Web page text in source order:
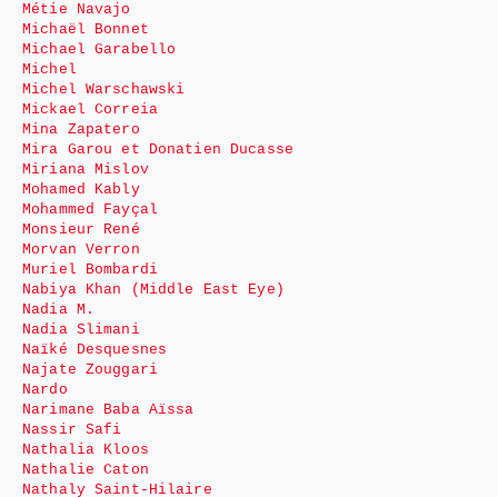
Métie Navajo
Michaël Bonnet
Michael Garabello
Michel
Michel Warschawski
Mickael Correia
Mina Zapatero
Mira Garou et Donatien Ducasse
Miriana Mislov
Mohamed Kably
Mohammed Fayçal
Monsieur René
Morvan Verron
Muriel Bombardi
Nabiya Khan (Middle East Eye)
Nadia M.
Nadia Slimani
Naïké Desquesnes
Najate Zouggari
Nardo
Narimane Baba Aïssa
Nassir Safi
Nathalia Kloos
Nathalie Caton
Nathaly Saint-Hilaire